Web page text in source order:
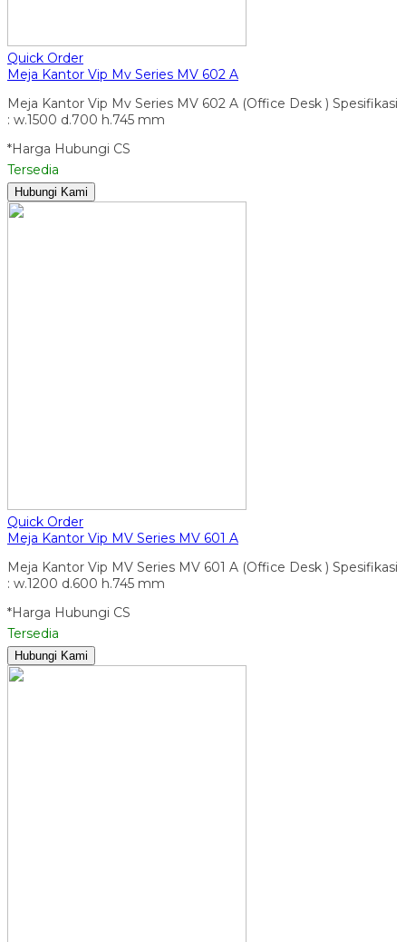
Quick Order
Meja Kantor Vip Mv Series MV 602 A
Meja Kantor Vip Mv Series MV 602 A (Office Desk ) Spesifikasi
: w.1500 d.700 h.745 mm
*Harga Hubungi CS
Tersedia
Hubungi Kami
Quick Order
Meja Kantor Vip MV Series MV 601 A
Meja Kantor Vip MV Series MV 601 A (Office Desk ) Spesifikasi
: w.1200 d.600 h.745 mm
*Harga Hubungi CS
Tersedia
Hubungi Kami